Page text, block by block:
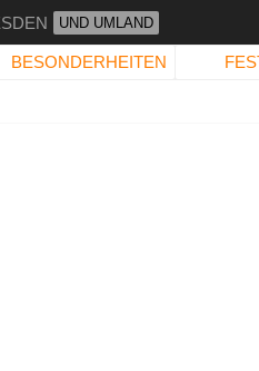
UND UMLAND
BESONDERHEITEN